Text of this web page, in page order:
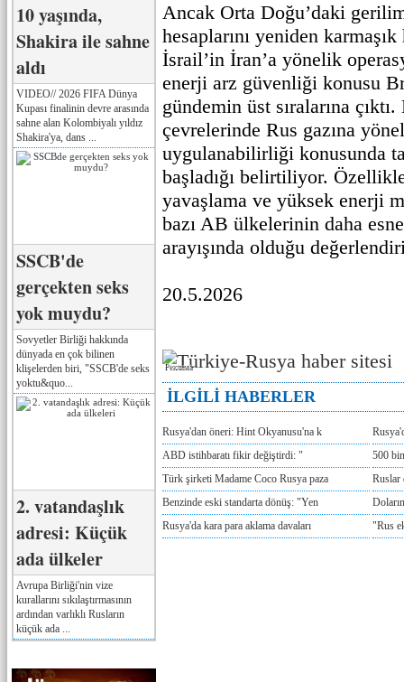
10 yaşında,
Shakira ile sahne
aldı
VIDEO// 2026 FIFA Dünya
Kupası finalinin devre arasında
sahne alan Kolombiyalı yıldız
Shakira'ya, dans ...
SSCB'de
gerçekten seks
yok muydu?
Sovyetler Birliği hakkında
dünyada en çok bilinen
klişelerden biri, "SSCB'de seks
yoktu&quo...
2. vatandaşlık
adresi: Küçük
ada ülkeler
Avrupa Birliği'nin vize
kurallarını sıkılaştırmasının
ardından varlıklı Rusların
küçük ada ...
Ancak Orta Doğu’daki
hesaplarını yeniden
İsrail’in İran’a yönelik
enerji arz güvenliği konusu
gündemin üst sıralarına
çevrelerinde Rus gazına
uygulanabilirliği konusunda
başladığı belirtiliyor.
yavaşlama ve yüksek enerji
bazı AB ülkelerinin daha
arayışında olduğu
20.5.2026
Реклама
İLGİLİ HABERLER
Rusya'dan öneri: Hint Okyanusu'na k
ABD istihbaratı fikir değiştirdi: "
500
Türk şirketi Madame Coco Rusya paza
Ruslar
Benzinde eski standarta dönüş: "Yen
Rusya'da kara para aklama davaları
"Rus